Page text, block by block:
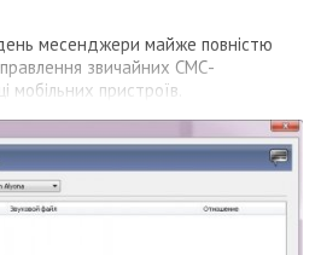
месенджери майже повністю
звичайних СМС-
мобільних пристроїв.